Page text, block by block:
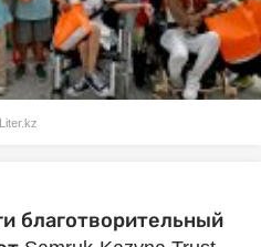
благотворительный